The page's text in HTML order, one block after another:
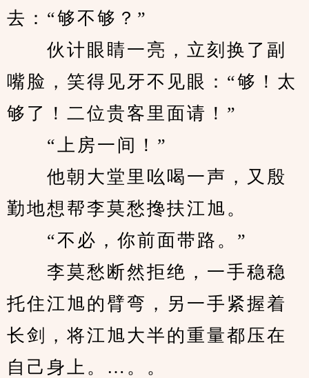
去：“够不够？”
伙计眼睛一亮，立刻换了副
嘴脸，笑得见牙不见眼：“够！太
够了！二位贵客里面请！”
“上房一间！”
他朝大堂里吆喝一声，又殷
勤地想帮李莫愁搀扶江旭。
“不必，你前面带路。”
李莫愁断然拒绝，一手稳稳
托住江旭的臂弯，另一手紧握着
长剑，将江旭大半的重量都压在
自己身上。…。。